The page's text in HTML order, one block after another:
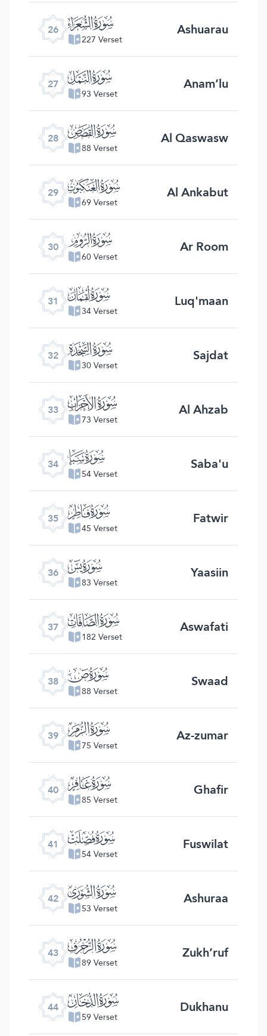
26 ﮦ
227 Verset Ashuarau
27 ﮧ
93 Verset Anam’lu
28 ﮨ
88 Verset Al Qaswasw
29 ﮩ
69 Verset Al Ankabut
30 ﮪ
60 Verset Ar Room
31 ﮫ
34 Verset Luq'maan
32 ﮬ
30 Verset Sajdat
33 ﮭ
73 Verset Al Ahzab
34 ﮮ
54 Verset Saba'u
35 ﮯ
45 Verset Fatwir
36 ﮰ
83 Verset Yaasiin
37 ﮱ
182 Verset Aswafati
38 ﯓ
88 Verset Swaad
39 ﯔ
75 Verset Az-zumar
40 ﯕ
85 Verset Ghafir
41 ﯖ
54 Verset Fuswilat
42 ﯗ
53 Verset Ashuraa
43 ﯘ
89 Verset Zukh’ruf
44 ﯙ
59 Verset Dukhanu